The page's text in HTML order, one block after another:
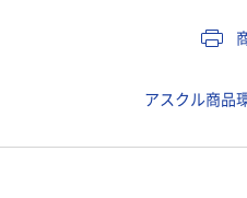
アスクル商品